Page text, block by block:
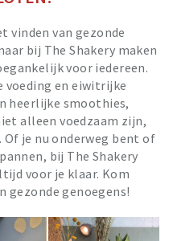
vinden van gezonde
bij The Shakery maken
voor iedereen.
voeding en eiwitrijke
heerlijke smoothies,
alleen voedzaam zijn,
je nu onderweg bent of
bij The Shakery
voor je klaar. Kom
gezonde genoegens!